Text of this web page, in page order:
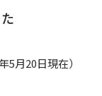
月20日現在）